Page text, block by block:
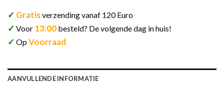
✓ Gratisverzending vanaf 120 Euro
✓ Voor 13:00 besteld? De volgende dag in huis!
✓ OpVoorraad
AANVULLENDE INFORMATIE